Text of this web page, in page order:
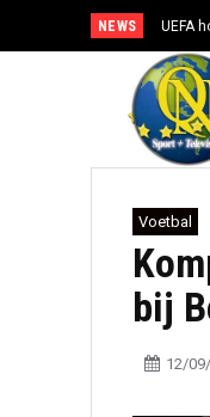
NEWS UEFA
Voetbal
bij
12/